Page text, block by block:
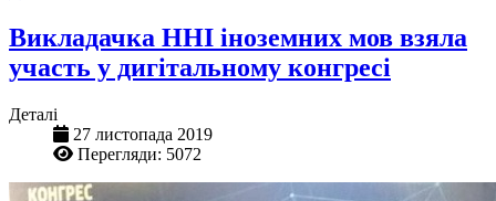
Викладачка ННІ іноземних мов взяла
участь у дигітальному конгресі
Деталі
27 листопада 2019
Перегляди: 5072